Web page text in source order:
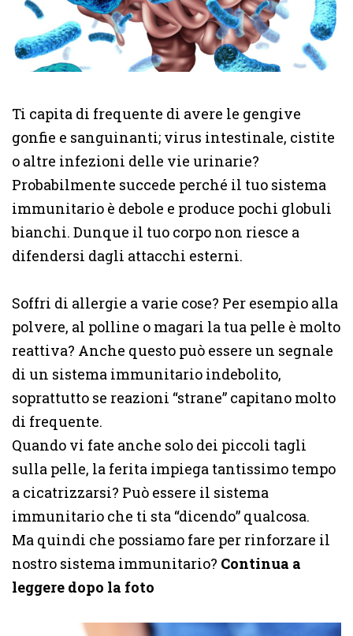
Ti capita di frequente di avere le gengive
gonfie e sanguinanti; virus intestinale, cistite
o altre infezioni delle vie urinarie?
Probabilmente succede perché il tuo sistema
immunitario è debole e produce pochi globuli
bianchi. Dunque il tuo corpo non riesce a
difendersi dagli attacchi esterni.
Soffri di allergie a varie cose? Per esempio alla
polvere, al polline o magari la tua pelle è molto
reattiva? Anche questo può essere un segnale
di un sistema immunitario indebolito,
soprattutto se reazioni “strane” capitano molto
di frequente.
Quando vi fate anche solo dei piccoli tagli
sulla pelle, la ferita impiega tantissimo tempo
a cicatrizzarsi? Può essere il sistema
immunitario che ti sta “dicendo” qualcosa.
Ma quindi che possiamo fare per rinforzare il
nostro sistema immunitario? Continua a
leggere dopo la foto